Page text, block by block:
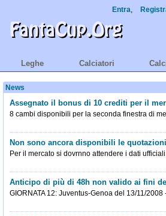
Entra,
Leghe Calciatori
News
Assegnato il bonus di 10 crediti per il
8 cambi disponibili per la seconda finestra di
Non sono ancora disponibili le
Per il mercato si dovrnno attendere i dati
Anticipo di più di 48h non valido ai fini
GIORNATA 12: Juventus-Genoa del 13/11/2008